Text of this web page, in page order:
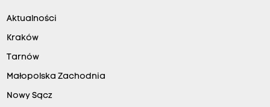
Aktualności
Kraków
Tarnów
Małopolska Zachodnia
Nowy Sącz